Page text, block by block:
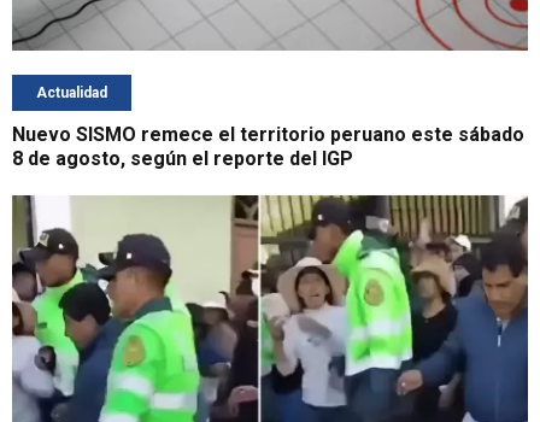
Actualidad
Nuevo SISMO remece el territorio peruano este sábado
8 de agosto, según el reporte del IGP